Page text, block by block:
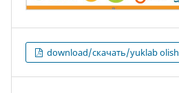
download/скачать/yuklab olish